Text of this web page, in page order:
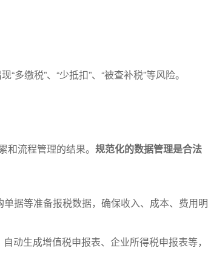
缴税”、“少抵扣”、“被查补税”等风险。
和流程管理的结果。 规范化的数据管理是合法
据等准备报税数据，确保收入、成本、费用明
动生成增值税申报表、企业所得税申报表等，